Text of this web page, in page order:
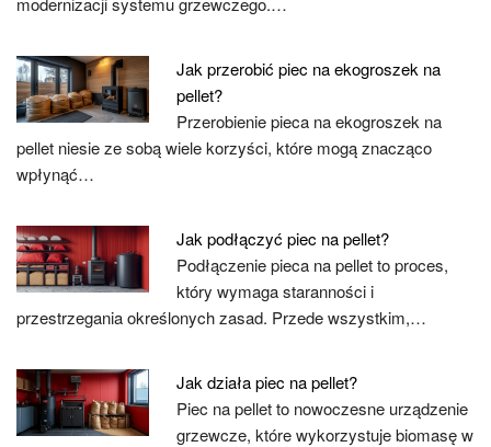
Jak przerobić piec na ekogroszek na
pellet?
Przerobienie pieca na ekogroszek na
pellet niesie ze sobą wiele korzyści, które mogą znacząco
wpłynąć…
Jak podłączyć piec na pellet?
Podłączenie pieca na pellet to proces,
który wymaga staranności i
przestrzegania określonych zasad. Przede wszystkim,…
Jak działa piec na pellet?
Piec na pellet to nowoczesne urządzenie
grzewcze, które wykorzystuje biomasę w